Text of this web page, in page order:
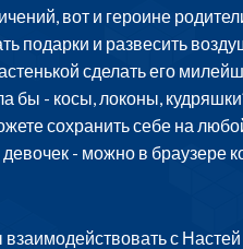
вот и героине
подарки и развесить
сделать его
бы - косы, локоны,
сохранить себе на
- можно в браузере
с Настей